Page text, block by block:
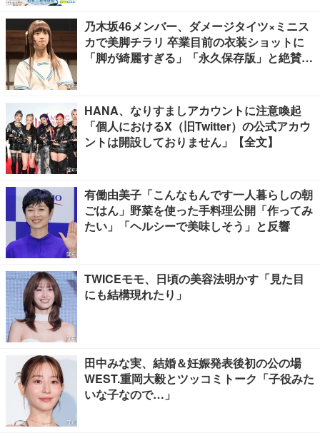
乃木坂46メンバー、ダメージタイツ×ミニス
カで美脚チラリ 卒業目前の衣装ショットに
「脚が綺麗すぎる」「永久保存版」と絶賛の
HANA、なりすましアカウントに注意喚起
「個人におけるX（旧Twitter）の公式アカウ
ントは開設しておりません」【全文】
有働由美子「こんなもんです一人暮らしの朝
ごはん」野菜を使った手料理公開「作ってみ
たい」「ヘルシーで美味しそう」と反響
TWICEモモ、日頃の美容法明かす「見た目
にも結構現れたり」
田中みな実、結婚＆妊娠発表後初の公の場
WEST.重岡大毅とツッコミトーク「子役みた
いな子なので…」